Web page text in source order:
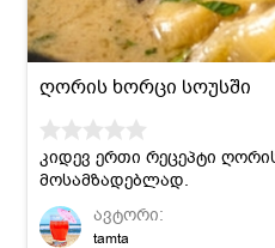
ღორის ხორცი სოუსში
კიდევ ერთი რეცეპტი
მოსამზადებლად.
ავტორი:
tamta